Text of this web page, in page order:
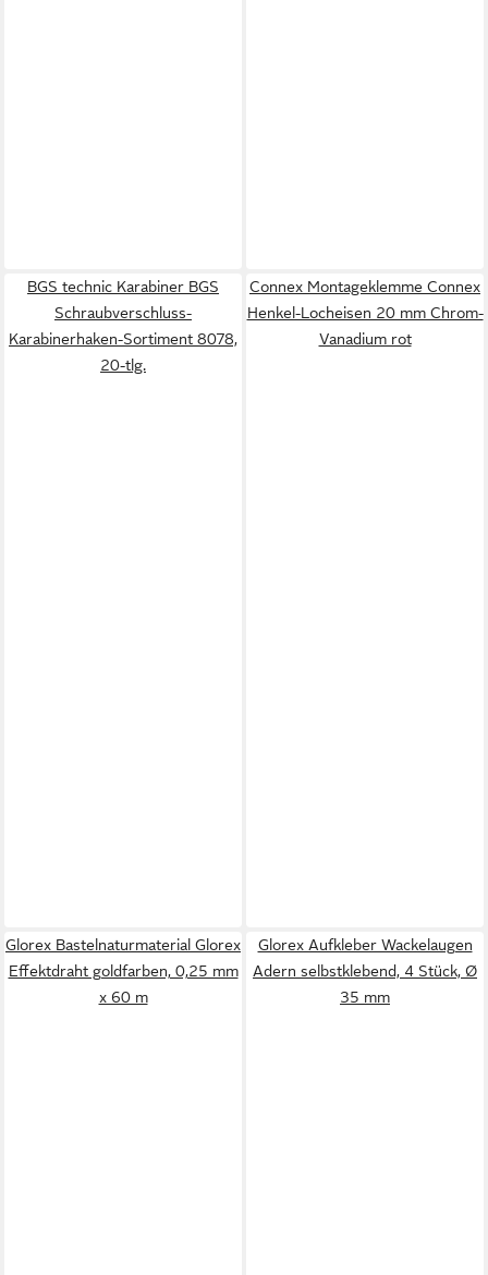
BGS technic Karabiner BGS
Schraubverschluss-
Karabinerhaken-Sortiment 8078,
20-tlg.
Connex Montageklemme Connex
Henkel-Locheisen 20 mm Chrom-
Vanadium rot
Glorex Bastelnaturmaterial Glorex
Effektdraht goldfarben, 0,25 mm
x 60 m
Glorex Aufkleber Wackelaugen
Adern selbstklebend, 4 Stück, Ø
35 mm